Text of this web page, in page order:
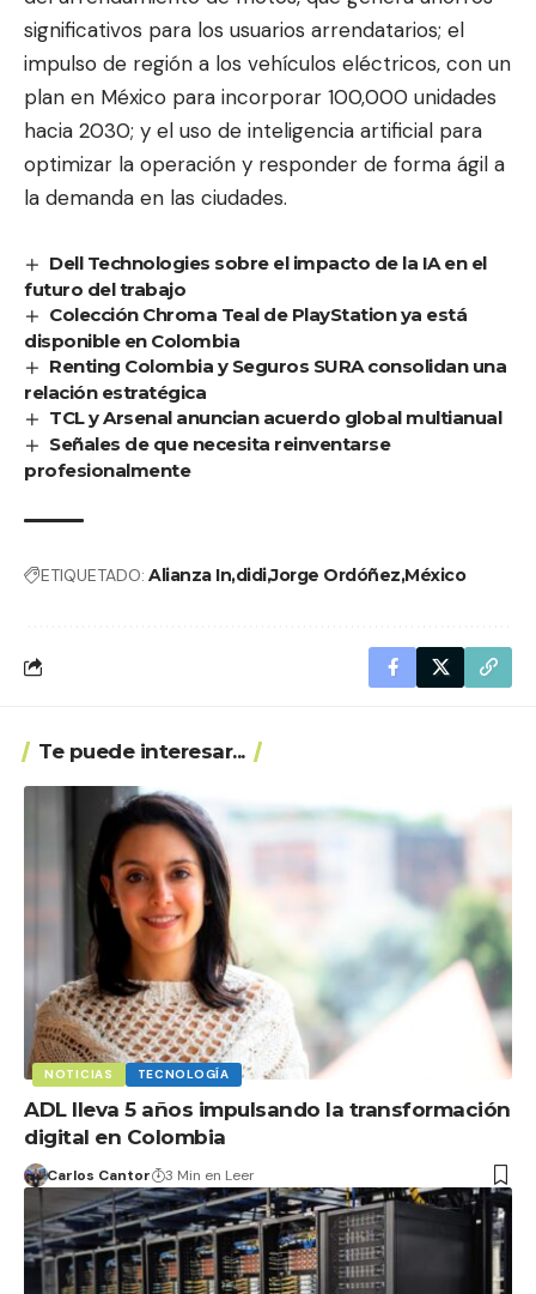
significativos para los usuarios arrendatarios; el
impulso de región a los vehículos eléctricos, con un
plan en México para incorporar 100,000 unidades
hacia 2030; y el uso de inteligencia artificial para
optimizar la operación y responder de forma ágil a
la demanda en las ciudades.
Dell Technologies sobre el impacto de la IA en el
futuro del trabajo
Colección Chroma Teal de PlayStation ya está
disponible en Colombia
Renting Colombia y Seguros SURA consolidan una
relación estratégica
TCL y Arsenal anuncian acuerdo global multianual
Señales de que necesita reinventarse
profesionalmente
ETIQUETADO: Alianza IndidiJorge Ordóñez México
Te puede interesar...
NOTICIAS TECNOLOGÍA
ADL lleva 5 años impulsando la transformación
digital en Colombia
Carlos Cantor 3 Min en Leer